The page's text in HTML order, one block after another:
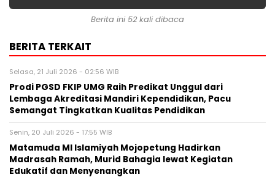
Berita ini 52 kali dibaca
BERITA TERKAIT
Selasa, 21 Juli 2026 - 02:56 WIB
Prodi PGSD FKIP UMG Raih Predikat Unggul dari
Lembaga Akreditasi Mandiri Kependidikan, Pacu
Semangat Tingkatkan Kualitas Pendidikan
Senin, 20 Juli 2026 - 17:55 WIB
Matamuda MI Islamiyah Mojopetung Hadirkan
Madrasah Ramah, Murid Bahagia lewat Kegiatan
Edukatif dan Menyenangkan